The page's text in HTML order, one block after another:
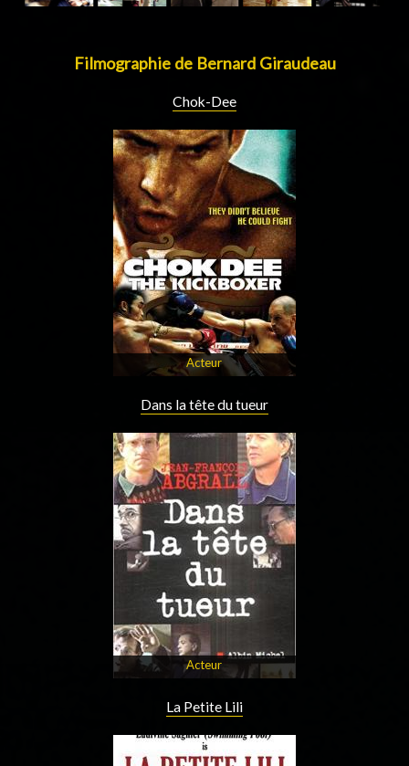
Filmographie de Bernard Giraudeau
Chok-Dee
Acteur
Dans la tête du tueur
Acteur
La Petite Lili